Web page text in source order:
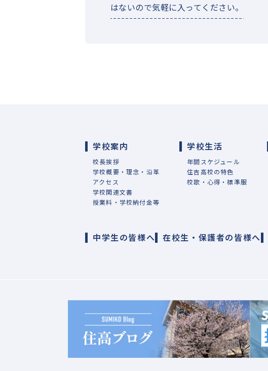
はないので気軽に入ってください。
学校案内
校長挨拶
学校概要・理念・沿革
アクセス
学校関連文書
授業料・学校納付金等
学校生活
年間スケジュール
住吉高校の特色
校歌・心得・標準服
中学生の皆様へ 在校生・保護者の皆様へ